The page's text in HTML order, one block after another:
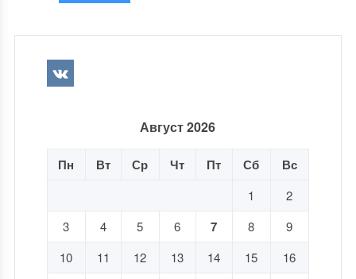
Август 2026
Пн Вт Ср Чт Пт Сб Вс
1
2
3
4 5 6 7 8
9
10
11 12 13 14 15
16